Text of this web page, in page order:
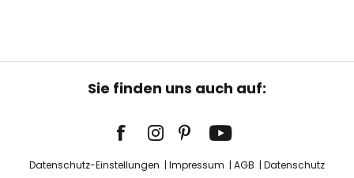
Sie finden uns auch auf:
Datenschutz-Einstellungen Impressum AGB Datenschutz